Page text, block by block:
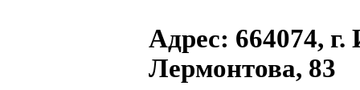
Адрес: 664074,
Лермонтова, 83